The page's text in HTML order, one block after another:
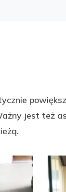
jest też